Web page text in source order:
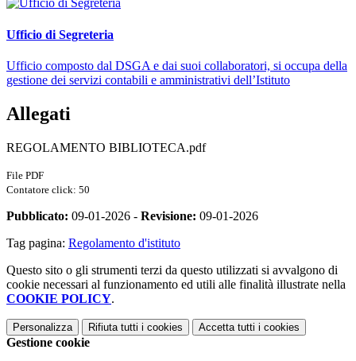
Ufficio di Segreteria
Ufficio composto dal DSGA e dai suoi collaboratori, si occupa della
gestione dei servizi contabili e amministrativi dell’Istituto
Allegati
REGOLAMENTO BIBLIOTECA.pdf
File PDF
Contatore click: 50
Pubblicato: 09-01-2026 - Revisione: 09-01-2026
Tag pagina: Regolamento d'istituto
Questo sito o gli strumenti terzi da questo utilizzati si avvalgono di
cookie necessari al funzionamento ed utili alle finalità illustrate nella
COOKIE POLICY.
Personalizza Rifiuta tutti i cookies Accetta tutti i cookies
Gestione cookie